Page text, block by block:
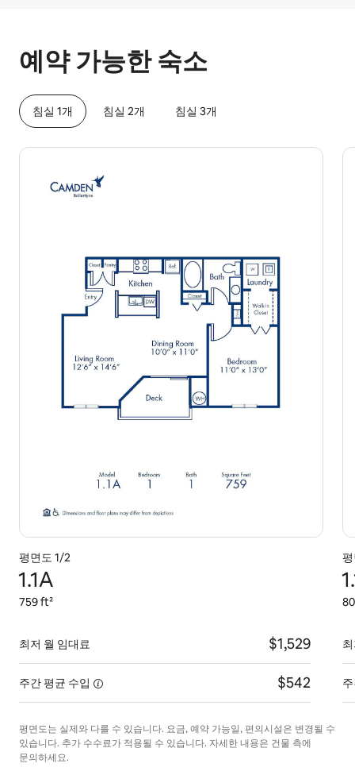
예약 가능한 숙소
침실 1개 침실 2개 침실 3개
평면도 1/2
1.1A
759 ft²
최저 월 임대료 $1,529
주간 평균 수입 $542
평면도는 실제와 다를 수 있습니다. 요금, 예약 가능일, 편의시설은 변경될 수
있습니다. 추가 수수료가 적용될 수 있습니다. 자세한 내용은 건물 측에
문의하세요.